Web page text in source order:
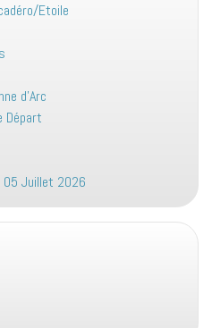
Etoile
d’Arc
Départ
05 Juillet 2026